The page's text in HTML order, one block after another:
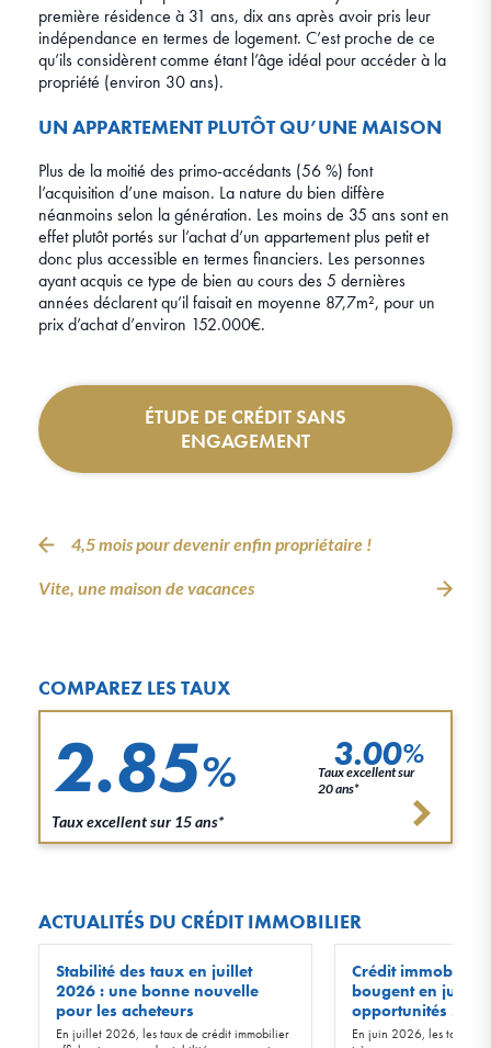
première résidence à 31 ans, dix ans après avoir pris leur
indépendance en termes de logement. C’est proche de ce
qu’ils considèrent comme étant l’âge idéal pour accéder à la
propriété (environ 30 ans).
UN APPARTEMENT PLUTÔT QU’UNE MAISON
Plus de la moitié des primo-accédants (56 %) font
l’acquisition d’une maison. La nature du bien diffère
néanmoins selon la génération. Les moins de 35 ans sont en
effet plutôt portés sur l’achat d’un appartement plus petit et
donc plus accessible en termes financiers. Les personnes
ayant acquis ce type de bien au cours des 5 dernières
années déclarent qu’il faisait en moyenne 87,7m², pour un
prix d’achat d’environ 152.000€.
ÉTUDE DE CRÉDIT SANS
ENGAGEMENT
4,5 mois pour devenir enfin propriétaire !
Vite, une maison de vacances
COMPAREZ LES TAUX
2.85%
Taux excellent sur 15 ans*
3.00%
Taux excellent sur
20 ans*
ACTUALITÉS DU CRÉDIT IMMOBILIER
Stabilité des taux en juillet
2026 : une bonne nouvelle
pour les acheteurs
En juillet 2026, les taux de crédit immobilier
Crédit immobilier
bougent en juin
opportunités !
En juin 2026, les taux